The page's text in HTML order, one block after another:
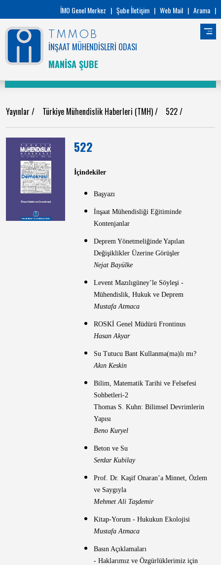
İMO Genel Merkez | Şube İletişim | Web Mail | Arama |
TMMOB
İNŞAAT MÜHENDİSLERİ ODASI
MANİSA ŞUBE
Yayınlar / Türkiye Mühendislik Haberleri (TMH)/ 522/
522
İçindekiler
Başyazı
İnşaat Mühendisliği Eğitiminde
Kontenjanlar
Deprem Yönetmeliğinde Yapılan
Değişiklikler Üzerine Görüşler
Nejat Bayülke
Levent Mazılıgüney’le Söyleşi -
Mühendislik, Hukuk ve Deprem
Mustafa Atmaca
ROSKİ Genel Müdürü Frontinus
Hasan Akyar
Su Tutucu Bant Kullanma(ma)lı mı?
Akın Keskin
Bilim, Matematik Tarihi ve Felsefesi
Sohbetleri-2
Thomas S. Kuhn: Bilimsel Devrimlerin
Yapısı
Beno Kuryel
Beton ve Su
Serdar Kubilay
Prof. Dr. Kaşif Onaran’a Minnet, Özlem
ve Saygıyla
Mehmet Ali Taşdemir
Kitap-Yorum - Hukukun Ekolojisi
Mustafa Atmaca
Basın Açıklamaları
- Haklarımız ve Özgürlüklerimiz için